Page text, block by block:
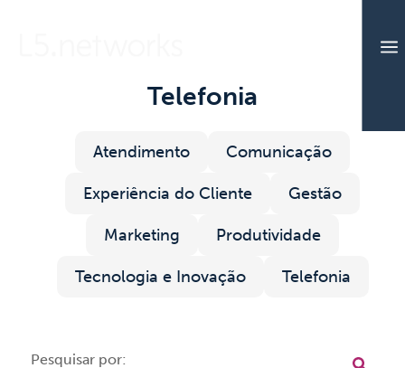
a
Telefonia
Atendimento Comunicação
Experiência do Cliente Gestão
Marketing Produtividade
Tecnologia e Inovação Telefonia